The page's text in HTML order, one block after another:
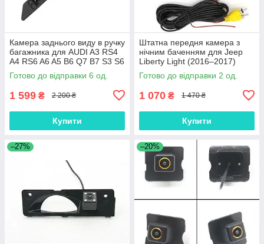
Камера заднього виду в ручку
багажника для AUDI A3 RS4
A4 RS6 A6 A5 B6 Q7 B7 S3 S6
S8 2010-2014
Готово до відправки 6 од.
1 599 ₴ 2 200 ₴
Купити
Штатна передня камера з
нічним баченням для Jeep
Liberty Light (2016–2017)
Готово до відправки 2 од.
1 070 ₴ 1 470 ₴
Купити
–27% –20%